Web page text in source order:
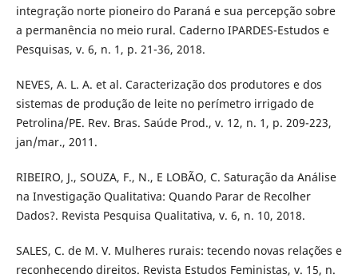
integração norte pioneiro do Paraná e sua percepção sobre
a permanência no meio rural. Caderno IPARDES-Estudos e
Pesquisas, v. 6, n. 1, p. 21-36, 2018.
NEVES, A. L. A. et al. Caracterização dos produtores e dos
sistemas de produção de leite no perímetro irrigado de
Petrolina/PE. Rev. Bras. Saúde Prod., v. 12, n. 1, p. 209-223,
jan/mar., 2011.
RIBEIRO, J., SOUZA, F., N., E LOBÃO, C. Saturação da Análise
na Investigação Qualitativa: Quando Parar de Recolher
Dados?. Revista Pesquisa Qualitativa, v. 6, n. 10, 2018.
SALES, C. de M. V. Mulheres rurais: tecendo novas relações e
reconhecendo direitos. Revista Estudos Feministas, v. 15, n.